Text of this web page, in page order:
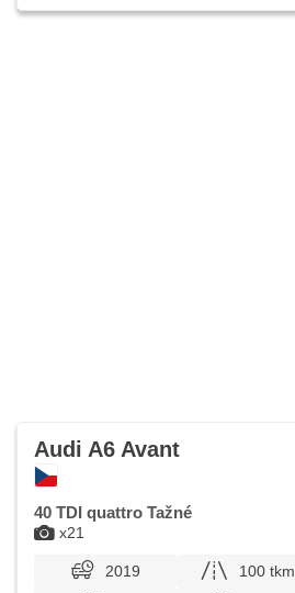
x21
Audi A6 Avant
40 TDI quattro Tažné
2019 100 tkm